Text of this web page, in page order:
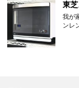
東
我が
ンレ